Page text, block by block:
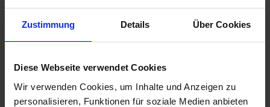
Zustimmung Details Über Cookies
Diese Webseite verwendet Cookies
Wir verwenden Cookies, um Inhalte und Anzeigen zu
personalisieren, Funktionen für soziale Medien anbieten